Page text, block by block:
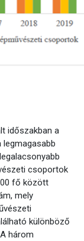
időszakban a
csoportok
fő között
mely
különböző
három